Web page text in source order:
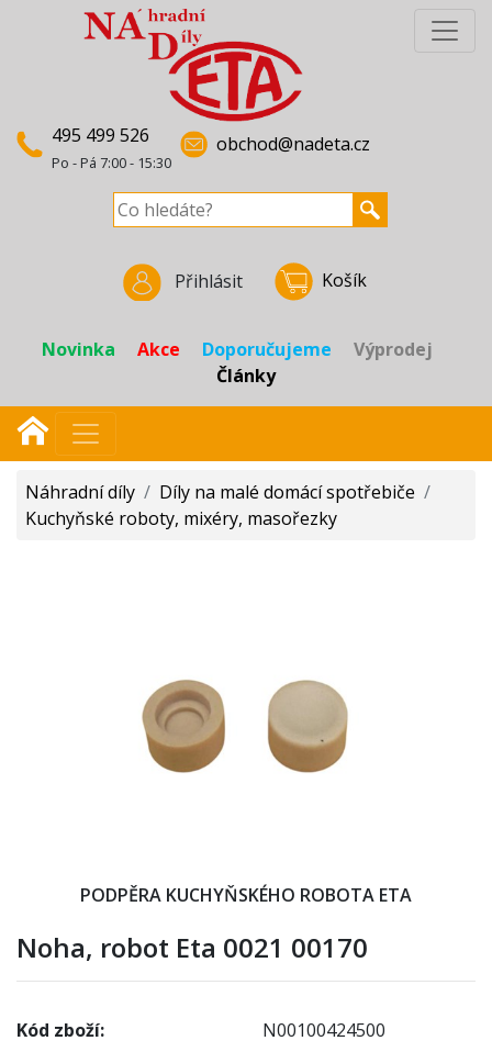
495 499 526
Po - Pá 7:00 - 15:30
obchod@nadeta.cz
Přihlásit Košík
Novinka Akce Doporučujeme
Výprodej
Články
Náhradní díly / Díly na malé domácí spotřebiče /
Kuchyňské roboty, mixéry, masořezky
PODPĚRA KUCHYŇSKÉHO ROBOTA ETA
Noha, robot Eta 0021 00170
Kód zboží:
N00100424500